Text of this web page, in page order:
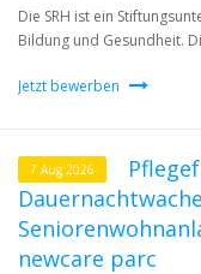
Die SRH ist ein
Bildung und Gesundheit.
Jetzt bewerben
7 Aug 2026
newcare parc